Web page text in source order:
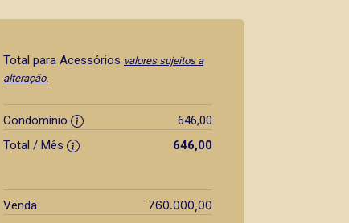
Total para Acessórios valores sujeitos a
alteração.
Condomínio
646,00
Total / Mês
646,00
Venda 760.000,00